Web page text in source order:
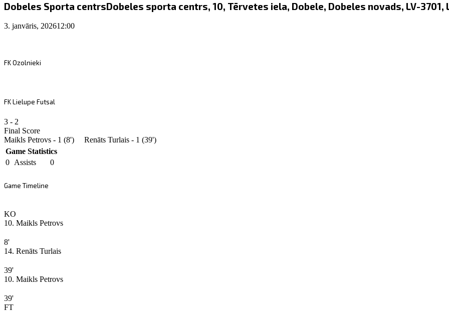
Dobeles Sporta centrsDobeles sporta centrs, 10, Tērvetes iela, Dobele, Dobeles novads, LV-3701,
3. janvāris, 202612:00
FK Ozolnieki
FK Lielupe Futsal
3 - 2
Final Score
Maikls Petrovs - 1 (8')
Renāts Turlais - 1 (39')
Game Statistics
0 Assists 0
Game Timeline
KO
10. Maikls Petrovs
8'
14. Renāts Turlais
39'
10. Maikls Petrovs
39'
FT